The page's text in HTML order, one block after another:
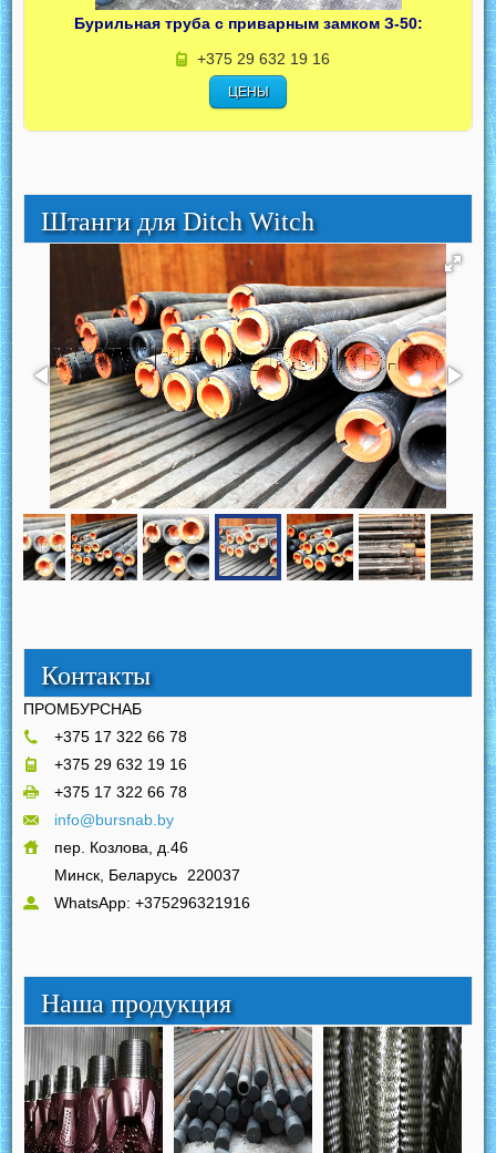
Бурильная труба с приварным замком З-50:
+375 29 632 19 16
ЦЕНЫ
Штанги для Ditch Witch
Контакты
ПРОМБУРСНАБ
+375 17 322 66 78
+375 29 632 19 16
+375 17 322 66 78
info@bursnab.by
пер. Козлова, д.46
Минск, Беларусь
220037
WhatsApp: +375296321916
Наша продукция